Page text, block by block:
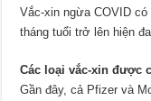
Vắc-xin ngừa COVID
tháng tuổi trở lên hiện
Các loại vắc-xin được
Gần đây, cả Pfizer và